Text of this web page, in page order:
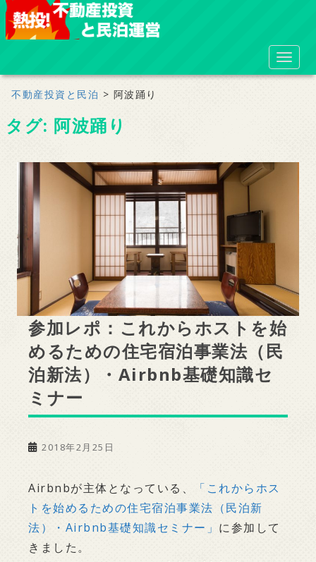
S
m
不動産投資と民泊 > 阿波踊り
タグ: 阿波踊り
参加レポ：これからホストを始
めるための住宅宿泊事業法（民
泊新法）・Airbnb基礎知識セ
ミナー
2018年2月25日
Airbnbが主体となっている、
「これからホス
トを始めるための住宅宿泊事業法（民泊新
法）・Airbnb基礎知識セミナー」 に参加して
きました。